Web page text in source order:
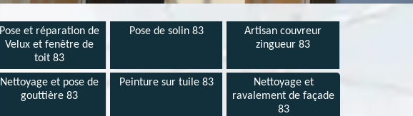
Pose et réparation de
Velux et fenêtre de
toit 83
Pose de solin 83
Artisan couvreur
zingueur 83
Nettoyage et pose de
gouttière 83
Peinture sur tuile 83
Nettoyage et
ravalement de façade
83